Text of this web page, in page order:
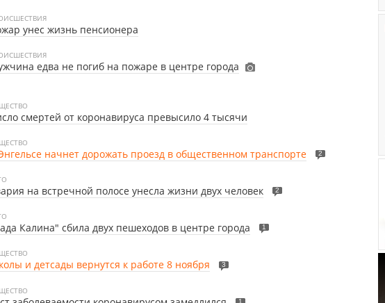
унес жизнь пенсионера
едва не погиб на пожаре в центре города
смертей от коронавируса превысило 4 тысячи
начнет дорожать проезд в общественном транспорте 2
на встречной полосе унесла жизни двух человек 2
Калина" сбила двух пешеходов в центре города 1
и детсады вернутся к работе 8 ноября 3
1